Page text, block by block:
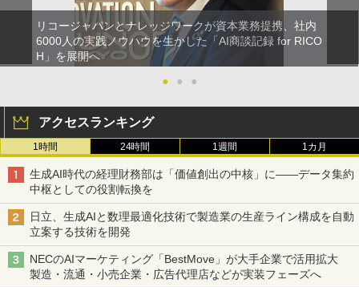
リコージャパンとナレッジワークが資本業務提携、社内
6000人の実践ノウハウを生かした「AI商談記録 for RICO
H」を展開へ
●
● ●
アクセスランキング
1時間 24時間 1週間 1カ月
生成AI時代の経理財務部は「価値創出の中核」に――データ集約
中枢としての役割転換を
日立、生成AIと数理最適化技術で製造業の生産ライン構成を自動
立案する技術を開発
NECのAIマーケティング「BestMove」が大手企業で活用拡大
製造・流通・小売企業・広告代理店などが実装フェーズへ